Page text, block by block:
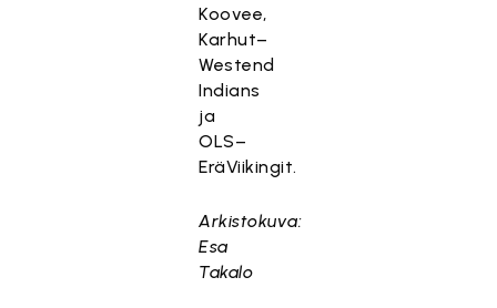
Koovee,
Karhut–
Westend
Indians
ja
OLS–
EräViikingit.
Arkistokuva:
Esa
Takalo